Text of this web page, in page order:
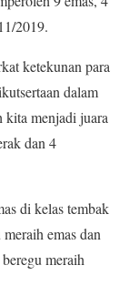
2019.
ketekunan para
dalam
menjadi juara
dan 4
di kelas tembak
emas dan
meraih